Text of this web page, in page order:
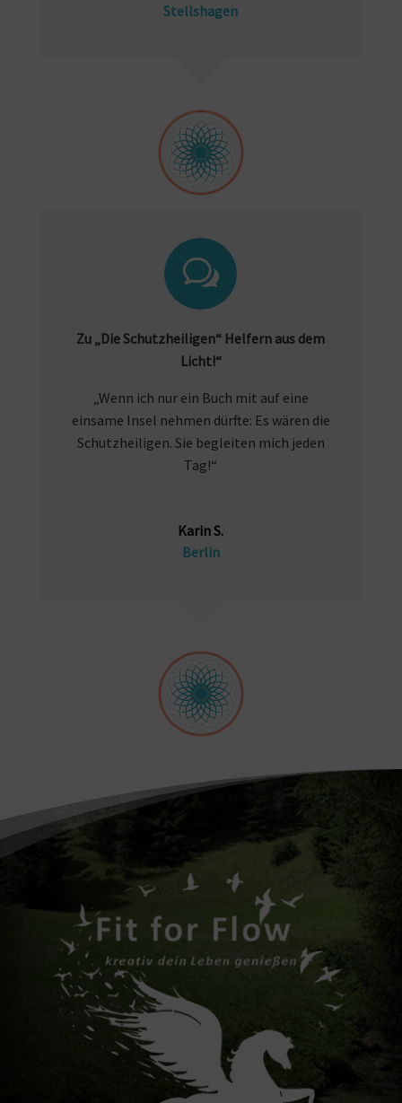
Stellshagen
Zu „Die Schutzheiligen“ Helfern aus dem
Licht!“
„Wenn ich nur ein Buch mit auf eine
einsame Insel nehmen dürfte: Es wären die
Schutzheiligen. Sie begleiten mich jeden
Tag!“
Karin S.
Berlin